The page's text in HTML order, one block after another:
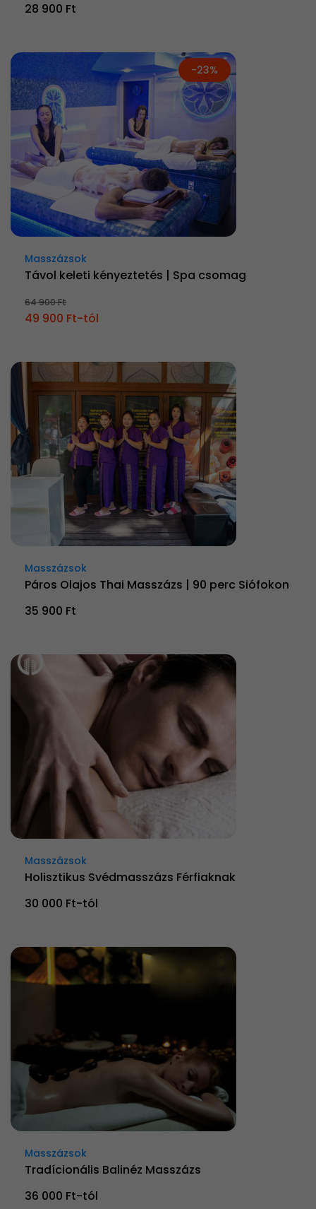
28 900 Ft
-23%
Masszázsok
Távol keleti kényeztetés | Spa csomag
64 900 Ft
49 900 Ft-tól
Masszázsok
Páros Olajos Thai Masszázs | 90 perc Siófokon
35 900 Ft
Masszázsok
Holisztikus Svédmasszázs Férfiaknak
30 000 Ft-tól
Masszázsok
Tradícionális Balinéz Masszázs
36 000 Ft-tól